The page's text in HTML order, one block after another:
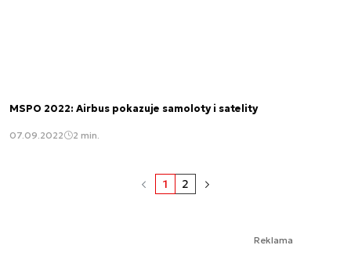
MSPO 2022: Airbus pokazuje samoloty i satelity
07.09.2022 2 min.
1 2
Reklama